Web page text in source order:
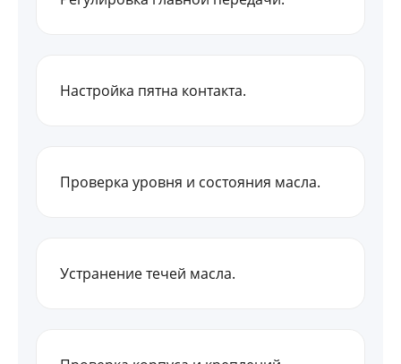
Настройка пятна контакта.
Проверка уровня и состояния масла.
Устранение течей масла.